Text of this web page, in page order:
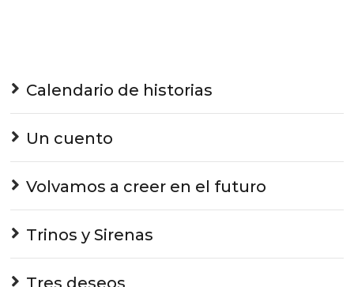
Calendario de historias
Un cuento
Volvamos a creer en el futuro
Trinos y Sirenas
Tres deseos